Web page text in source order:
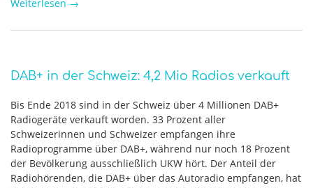
Weiterlesen →
DAB+ in der Schweiz: 4,2 Mio Radios verkauft
Bis Ende 2018 sind in der Schweiz über 4 Millionen DAB+
Radiogeräte verkauft worden. 33 Prozent aller
Schweizerinnen und Schweizer empfangen ihre
Radioprogramme über DAB+, während nur noch 18 Prozent
der Bevölkerung ausschließlich UKW hört. Der Anteil der
Radiohörenden, die DAB+ über das Autoradio empfangen, hat